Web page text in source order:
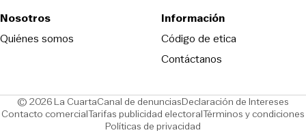
Nosotros
Quiénes somos
Información
Código de eticaOpens in new
Contáctanos
© 2026 La CuartaCanal de denunciasOpens in new window
Declaración de Intereses
Contacto comercialOpens in new window
Tarifas publicidad electoralOpens in new window
Términos y condiciones
Políticas de privacidad